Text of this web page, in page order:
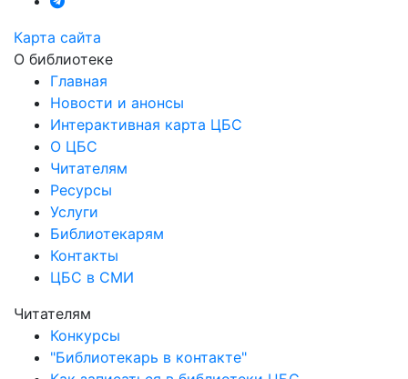
Карта сайта
О библиотеке
Главная
Новости и анонсы
Интерактивная карта ЦБС
О ЦБС
Читателям
Ресурсы
Услуги
Библиотекарям
Контакты
ЦБС в СМИ
Читателям
Конкурсы
"Библиотекарь в контакте"